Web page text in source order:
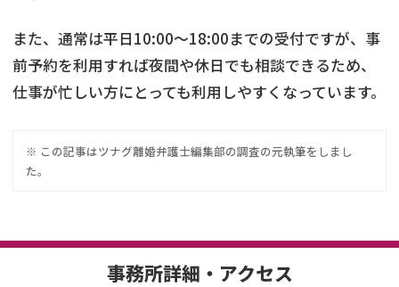
また、通常は平日10:00～18:00までの受付ですが、事
前予約を利用すれば夜間や休日でも相談できるため、
仕事が忙しい方にとっても利用しやすくなっています。
※ この記事はツナグ離婚弁護士編集部の調査の元執筆をしまし
た。
事務所詳細・アクセス